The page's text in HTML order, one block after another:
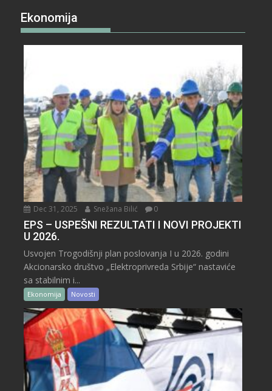
Ekonomija
Dec 31, 2025 Snežana Bilić 0
EPS – USPEŠNI REZULTATI I NOVI PROJEKTI
U 2026.
Usvojen Trogodišnji plan poslovanja I u 2026. godini
Akcionarsko društvo „Elektroprivreda Srbije“ nastaviće
sa stabilnim i...
Ekonomija Novosti